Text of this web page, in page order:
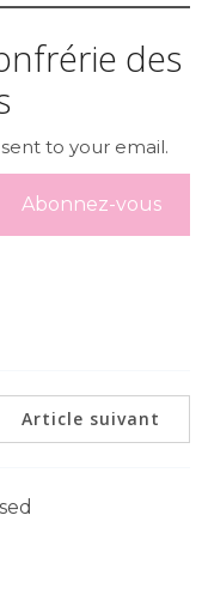
des
to your email.
Abonnez-vous
Article suivant